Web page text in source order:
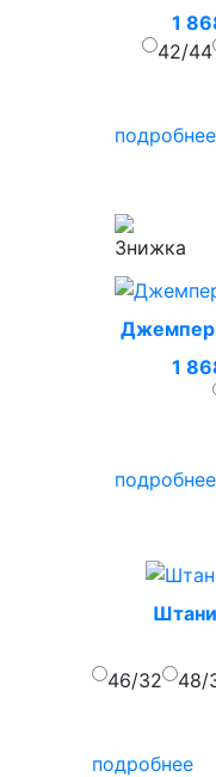
1
42/44
подробнее
Джемпер
1
подробнее
46/32
48/
подробнее